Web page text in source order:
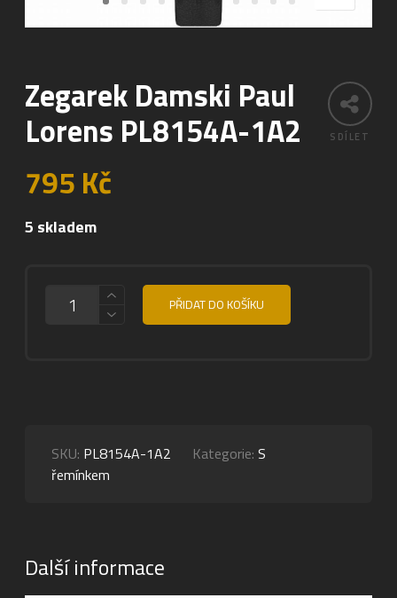
SDÍLET
Zegarek Damski Paul
Lorens PL8154A-1A2
795Kč
5 skladem
PŘIDAT DO KOŠÍKU
SKU: PL8154A-1A2 Kategorie:S
řemínkem
Další informace